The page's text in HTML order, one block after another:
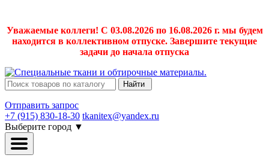
Уважаемые коллеги! С 03.08.2026 по 16.08.2026 г. мы будем
находится в коллективном отпуске. Завершите текущие
задачи до начала отпуска
Найти
Отправить запрос
+7 (915) 830-18-30 tkanitex@yandex.ru
Выберите город ▼